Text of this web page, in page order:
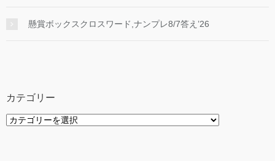
懸賞ボックスクロスワード,ナンプレ8/7答え’26
カテゴリー
カ